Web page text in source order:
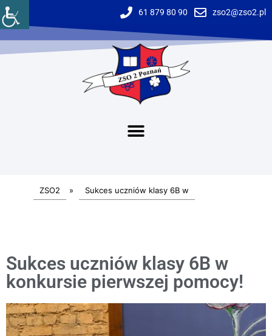
61 879 80 90 zso2@zso2.pl
ZSO2 » Sukces uczniów klasy 6B w
Sukces uczniów klasy 6B w
konkursie pierwszej pomocy!